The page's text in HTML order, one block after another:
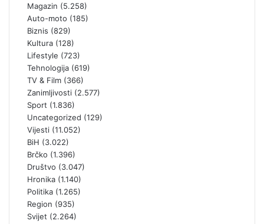
Magazin (5.258)
Auto-moto (185)
Biznis (829)
Kultura (128)
Lifestyle (723)
Tehnologija (619)
TV & Film (366)
Zanimljivosti (2.577)
Sport (1.836)
Uncategorized (129)
Vijesti (11.052)
BiH (3.022)
Brčko (1.396)
Društvo (3.047)
Hronika (1.140)
Politika (1.265)
Region (935)
Svijet (2.264)